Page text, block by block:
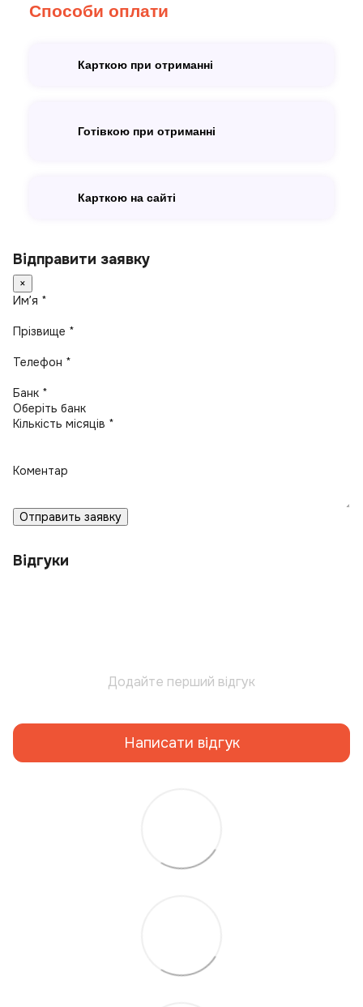
Способи оплати
Карткою при отриманні
Готівкою при отриманні
Карткою на сайті
Відправити заявку
×
Имʼя *
Прізвище *
Телефон *
Банк *
Кількість місяців *
Коментар
Отправить заявку
Відгуки
Додайте перший відгук
Написати відгук